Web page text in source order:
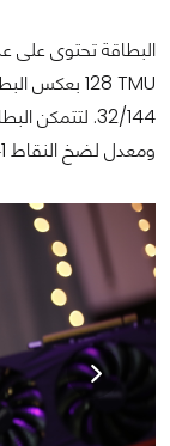
ومعدل لضخ النقاط 41 Gpixel/s